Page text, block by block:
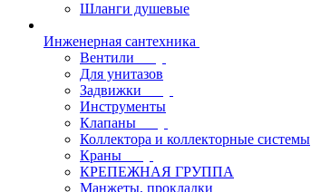
Шланги душевые
Инженерная сантехника
Вентили
Для унитазов
Задвижки
Инструменты
Клапаны
Коллектора и коллекторные системы
Краны
КРЕПЕЖНАЯ ГРУППА
Манжеты, прокладки